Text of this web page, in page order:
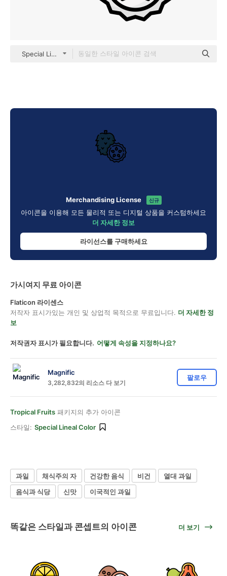
Special Lineal color
Merchandising License 신규
아이콘을 이용해 모든 물리적 또는 디지털 상품을 커스텀하세요
더 자세한 정보
라이선스를 구매하세요
가시여지 무료 아이콘
Flaticon 라이센스
저작자 표시가있는 개인 및 상업적 목적으로 무료입니다. 더 자세한 정
보
저작권자 표시가 필요합니다. 어떻게 속성을 지정하나요?
Magnific
3,282,832의 리소스 다 보기
팔로우
Tropical Fruits 패키지의 추가 아이콘
스타일: Special Lineal Color
과일 채식주의 자 건강한 음식 비건
열대 과일
음식과 식당
신맛 이국적인 과일
똑같은 스타일과 콘셉트의 아이콘 더 보기